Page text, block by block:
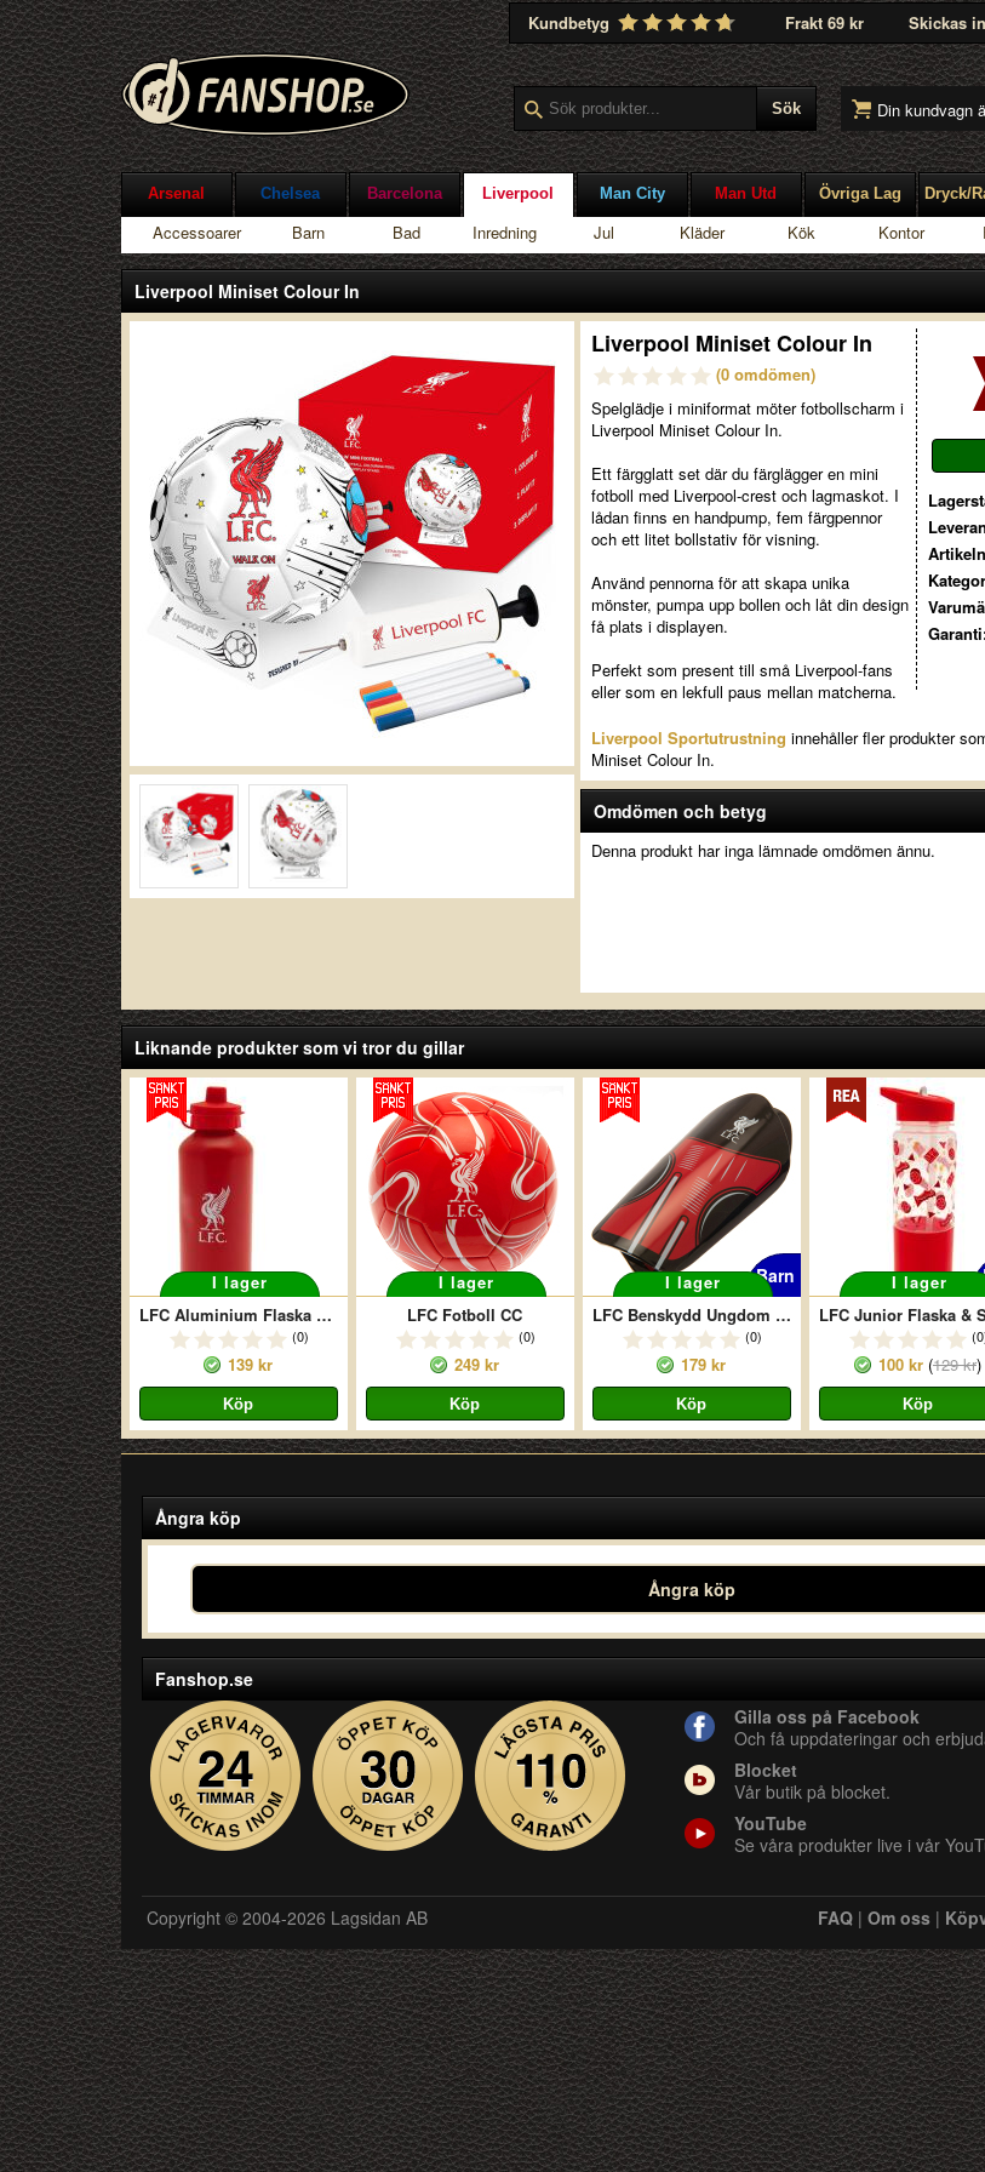
Kundbetyg Frakt 69 kr Skickas
Din kundvagn
Arsenal Chelsea Barcelona Liverpool Man City Man Utd Övriga Lag Dryck/
Accessoarer Barn Bad Inredning Jul Kläder Kök Kontor
Liverpool Miniset Colour In
Liverpool Miniset Colour In
(0 omdömen)
Spelglädje i miniformat möter fotbollscharm i
Liverpool Miniset Colour In.
Ett färgglatt set där du färglägger en mini
fotboll med Liverpool-crest och lagmaskot. I
lådan finns en handpump, fem färgpennor
och ett litet bollstativ för visning.
Använd pennorna för att skapa unika
mönster, pumpa upp bollen och låt din design
få plats i displayen.
Perfekt som present till små Liverpool-fans
eller som en lekfull paus mellan matcherna.
Liverpool Sportutrustning innehåller fler produkter
Miniset Colour In.
Omdömen och betyg
Denna produkt har inga lämnade omdömen ännu.
Liknande produkter som vi tror du gillar
I lager
LFC Aluminium Flaska MT
(0)
139 kr
I lager
LFC Fotboll CC
(0)
249 kr
I lager Barn
LFC Benskydd Ungdom DT
(0)
179 kr
I lager
100 kr (129 kr)
Ångra köp
Ångra köp
Fanshop.se
Gilla oss på Facebook
Och få uppdateringar och
Blocket
Vår butik på blocket.
YouTube
Se våra produkter live i vår
Copyright © 2004-2026 Lagsidan AB FAQ| Om oss|